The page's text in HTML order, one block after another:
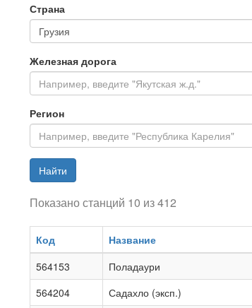
Страна
Железная дорога
Регион
Найти
Показано станций 10 из 412
Код Название
564153
Поладаури
564204
Садахло (эксп.)